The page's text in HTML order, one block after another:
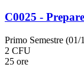
C0025 -
Primo Semestre
2 CFU
25 ore